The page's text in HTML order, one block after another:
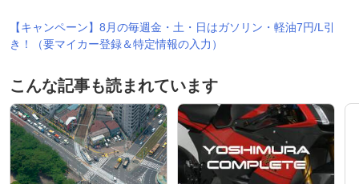
【キャンペーン】8月の毎週金・土・日はガソリン・軽油7円/L引
き！（要マイカー登録＆特定情報の入力）
こんな記事も読まれています